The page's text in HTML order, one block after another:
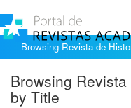
Browsing Revista de
Browsing
by Title